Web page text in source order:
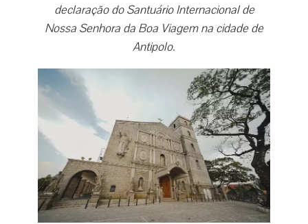
declaração do Santuário Internacional de
Nossa Senhora da Boa Viagem na cidade de
Antipolo.